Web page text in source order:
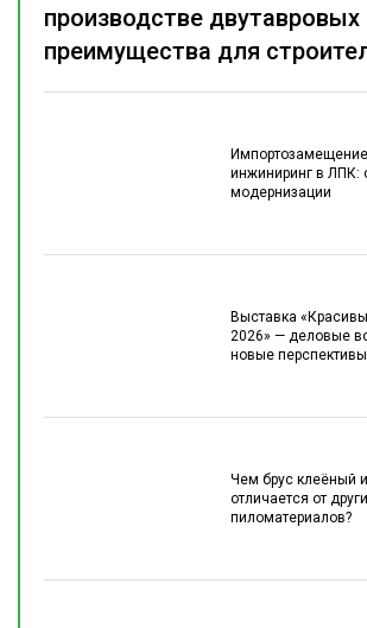
инжиниринг в ЛПК:
модернизации
Выставка
2026» — деловые
новые перспективы
Чем брус клеёный
отличается от
пиломатериалов?
производстве двутавровых
преимущества для